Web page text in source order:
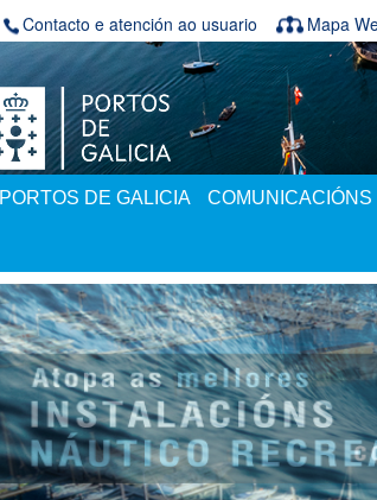
Contacto e atención ao usuario Mapa
PORTOS DE GALICIA COMUNICACIÓNS